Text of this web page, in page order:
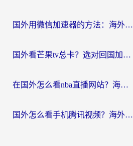
国外用微信加速器的方法：海外党无缝连接国内生活的实用指南
国外看芒果tv总卡？选对回国加速器，轻松追《浪姐》不费劲
在国外怎么看nba直播网站？海外党专属体育观赛指南，告别地区限制！
国外怎么看手机腾讯视频？海外党亲测有效的追剧加速器选择指南